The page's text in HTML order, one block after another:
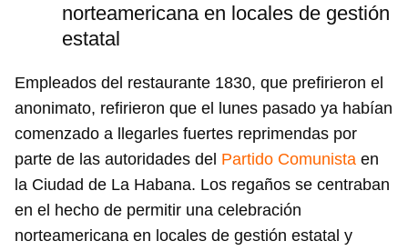
norteamericana en locales de gestión
estatal
Empleados del restaurante 1830, que prefirieron el
anonimato, refirieron que el lunes pasado ya habían
comenzado a llegarles fuertes reprimendas por
parte de las autoridades del Partido Comunista en
la Ciudad de La Habana. Los regaños se centraban
en el hecho de permitir una celebración
norteamericana en locales de gestión estatal y